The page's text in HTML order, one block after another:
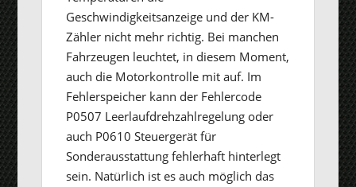
Geschwindigkeitsanzeige und der KM-
Zähler nicht mehr richtig. Bei manchen
Fahrzeugen leuchtet, in diesem Moment,
auch die Motorkontrolle mit auf. Im
Fehlerspeicher kann der Fehlercode
P0507 Leerlaufdrehzahlregelung oder
auch P0610 Steuergerät für
Sonderausstattung fehlerhaft hinterlegt
sein. Natürlich ist es auch möglich das